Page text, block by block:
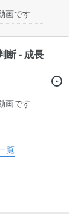
画です
断 - 成長
画です
覧